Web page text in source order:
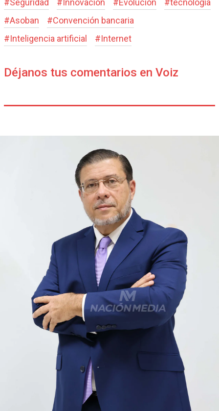
#Asoban #Convención bancaria
#Inteligencia artificial #Internet
Déjanos tus comentarios en Voiz